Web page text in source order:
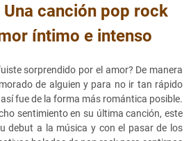
canción pop rock
íntimo e intenso
sorprendido por el amor? De manera
de alguien y para no ir tan rápido
fue de la forma más romántica posible.
sentimiento en su última canción, este
debut a la música y con el pasar de los